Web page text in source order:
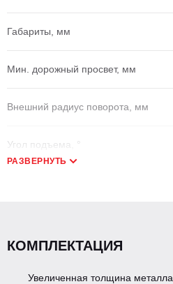
Габариты, мм
Мин. дорожный просвет, мм
Внешний радиус поворота, мм
Угол подъема, °
РАЗВЕРНУТЬ
КОМПЛЕКТАЦИЯ
Увеличенная толщина металла